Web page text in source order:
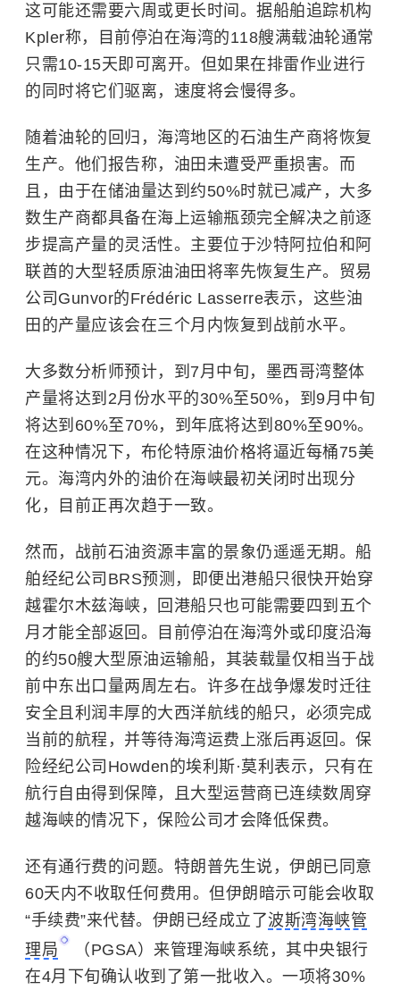
这可能还需要六周或更长时间。据船舶追踪机构
Kpler称，目前停泊在海湾的118艘满载油轮通常
只需10-15天即可离开。但如果在排雷作业进行
的同时将它们驱离，速度将会慢得多。
随着油轮的回归，海湾地区的石油生产商将恢复
生产。他们报告称，油田未遭受严重损害。而
且，由于在储油量达到约50%时就已减产，大多
数生产商都具备在海上运输瓶颈完全解决之前逐
步提高产量的灵活性。主要位于沙特阿拉伯和阿
联酋的大型轻质原油油田将率先恢复生产。贸易
公司Gunvor的Frédéric Lasserre表示，这些油
田的产量应该会在三个月内恢复到战前水平。
大多数分析师预计，到7月中旬， 墨西哥湾整体
产量将达到2月份水平的30%至50%，到9月中旬
将达到60%至70%，到年底将达到80%至90%。
在这种情况下，布伦特原油价格将逼近每桶75美
元。海湾内外的油价在海峡最初关闭时出现分
化，目前正再次趋于一致。
然而，战前石油资源丰富的景象仍遥遥无期。船
舶经纪公司BRS预测，即便出港船只很快开始穿
越霍尔木兹海峡 ，回港船只也可能需要四到五个
月才能全部返回。目前停泊在海湾外或印度沿海
的约50艘大型原油运输船，其装载量仅相当于战
前中东出口量两周左右。许多在战争爆发时迁往
安全且利润丰厚的大西洋航线的船只，必须完成
当前的航程，并等待海湾运费上涨后再返回。保
险经纪公司Howden的埃利斯·莫利表示，只有在
航行自由得到保障，且大型运营商已连续数周穿
越海峡的情况下，保险公司才会降低保费。
还有通行费的问题。特朗普先生说，伊朗已同意
60天内不收取任何费用。但伊朗暗示可能会收取
“手续费”来代替。伊朗已经成立了波斯湾海峡管
理局
（PGSA）来管理海峡系统，其中央银行
在4月下旬确认收到了第一批收入。一项将30%